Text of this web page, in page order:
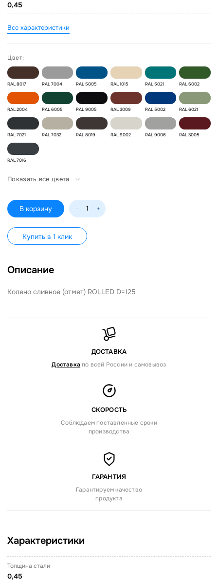
0,45
Все характеристики
Цвет:
RAL 8017 RAL 7004 RAL 5005 RAL 1015 RAL 5021 RAL 6002
RAL 2004 RAL 6005 RAL 9005 RAL 3009 RAL 5002 RAL 6021
RAL 7021 RAL 7032 RAL 8019 RAL 9002 RAL 9006 RAL 3005
RAL 7016
Показать все цвета
В корзину - +
Купить в 1 клик
Описание
Колено сливное (отмет) ROLLED D=125
ДОСТАВКА
Доставка по всей России и самовывоз
СКОРОСТЬ
Соблюдаем поставленные сроки
производства
ГАРАНТИЯ
Гарантируем качество
продукта
Характеристики
Толщина стали
0,45